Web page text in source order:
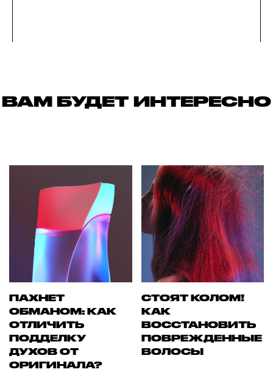
ВАМ БУДЕТ ИНТЕРЕСНО
ПАХНЕТ
ОБМАНОМ: КАК
ОТЛИЧИТЬ
ПОДДЕЛКУ
ДУХОВ ОТ
ОРИГИНАЛА?
СТОЯТ КОЛОМ!
КАК
ВОССТАНОВИТЬ
ПОВРЕЖДЕННЫЕ
ВОЛОСЫ